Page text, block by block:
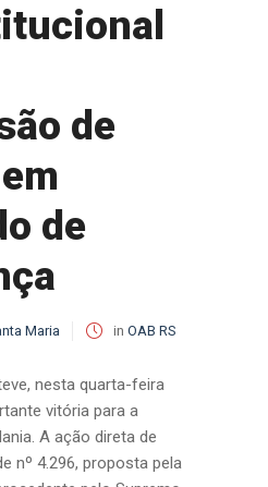
de
de
Maria in OAB RS
nesta quarta-feira
vitória para a
A ação direta de
nº 4.296, proposta pela